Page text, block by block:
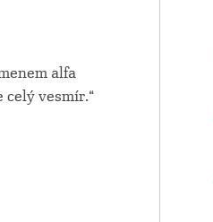
alfa
celý vesmír.“